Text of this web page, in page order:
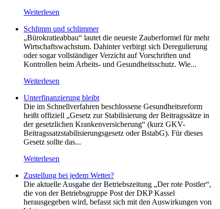
Weiterlesen
Schlimm und schlimmer
„Bürokratieabbau“ lautet die neueste Zauberformel für mehr
Wirtschaftswachstum. Dahinter verbirgt sich Deregulierung
oder sogar vollständiger Verzicht auf Vorschriften und
Kontrollen beim Arbeits- und Gesundheitsschutz. Wie...
Weiterlesen
Unterfinanzierung bleibt
Die im Schnellverfahren beschlossene Gesundheitsreform
heißt offiziell „Gesetz zur Stabilisierung der Beitragssätze in
der gesetzlichen Krankenversicherung“ (kurz GKV-
Beitragssatzstabilisierungsgesetz oder BstabG). Für dieses
Gesetz sollte das...
Weiterlesen
Zustellung bei jedem Wetter?
Die aktuelle Ausgabe der Betriebszeitung „Der rote Postler“,
die von der Betriebsgruppe Post der DKP Kassel
herausgegeben wird, befasst sich mit den Auswirkungen von